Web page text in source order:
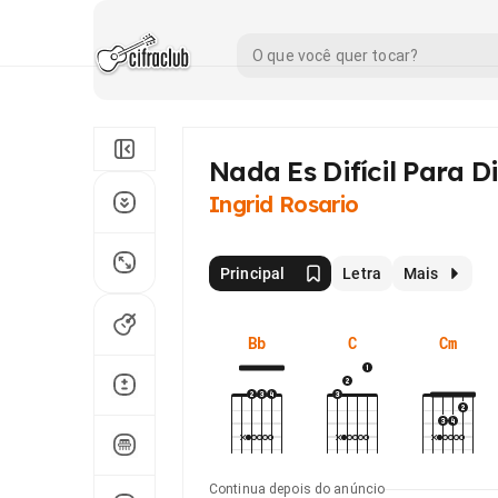
Nada Es Difícil Para
Ingrid Rosario
Principal Letra Mais
Bb C Cm
Continua depois do anúncio